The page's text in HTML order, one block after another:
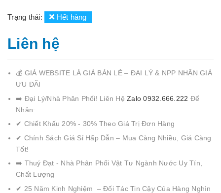
Trạng thái: Hết hàng
Liên hệ
💰 GIÁ WEBSITE LÀ GIÁ BÁN LẺ – ĐẠI LÝ & NPP NHẬN GIÁ
ƯU ĐÃI
➡️ Đại Lý/Nhà Phân Phối! Liên Hệ Zalo 0932.666.222 Để
Nhận:
✔ Chiết Khấu 20% - 30% Theo Giá Trị Đơn Hàng
✔ Chính Sách Giá Sỉ Hấp Dẫn – Mua Càng Nhiều, Giá Càng
Tốt!
➡️ Thuý Đạt - Nhà Phân Phối Vật Tư Ngành Nước Uy Tín,
Chất Lượng
✔ 25 Năm Kinh Nghiệm – Đối Tác Tin Cậy Của Hàng Nghìn